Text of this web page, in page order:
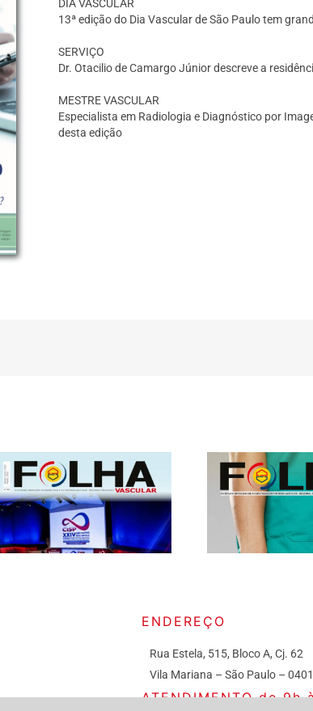
DIA VASCULAR
13ª edição do Dia Vascular de São Paulo tem
SERVIÇO
Dr. Otacilio de Camargo Júnior descreve a
MESTRE VASCULAR
Especialista em Radiologia e Diagnóstico por
desta edição
ENDEREÇO
Rua Estela, 515, Bloco A, Cj. 62
Vila Mariana – São Paulo –
ATENDIMENTO de 9h